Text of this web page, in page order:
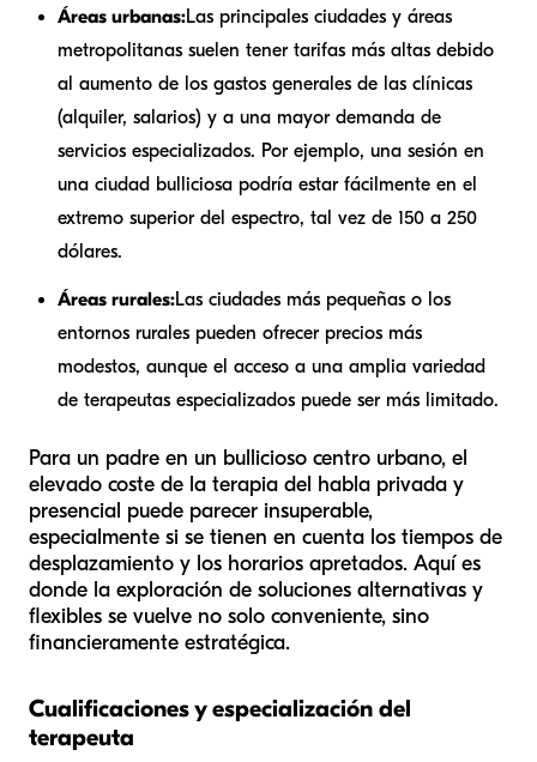
Áreas urbanas:Las principales ciudades y áreas
metropolitanas suelen tener tarifas más altas debido
al aumento de los gastos generales de las clínicas
(alquiler, salarios) y a una mayor demanda de
servicios especializados. Por ejemplo, una sesión en
una ciudad bulliciosa podría estar fácilmente en el
extremo superior del espectro, tal vez de 150 a 250
dólares.
Áreas rurales:Las ciudades más pequeñas o los
entornos rurales pueden ofrecer precios más
modestos, aunque el acceso a una amplia variedad
de terapeutas especializados puede ser más limitado.
Para un padre en un bullicioso centro urbano, el
elevado coste de la terapia del habla privada y
presencial puede parecer insuperable,
especialmente si se tienen en cuenta los tiempos de
desplazamiento y los horarios apretados. Aquí es
donde la exploración de soluciones alternativas y
flexibles se vuelve no solo conveniente, sino
financieramente estratégica.
Cualificaciones y especialización del
terapeuta